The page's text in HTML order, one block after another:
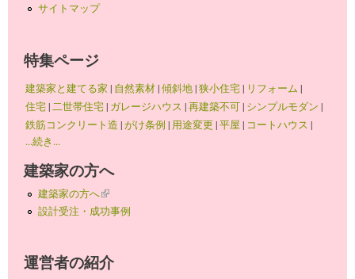
サイトマップ
特集ページ
建築家と建てる家 | 自然素材|傾斜地|狭小住宅| リフォーム |
住宅| 二世帯住宅| ガレージハウス |再建築不可| シンプルモダン |
鉄筋コンクリート造 |がけ条例 | 用途変更 |平屋 | コートハウス |
...続き...
建築家の方へ
建築家の方へ(link is external)
設計受注・成功事例
運営者の紹介